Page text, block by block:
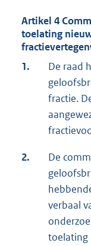
Artikel 4
toelating
1.
De raad
fractie.
2.
De
verbaal
toelating